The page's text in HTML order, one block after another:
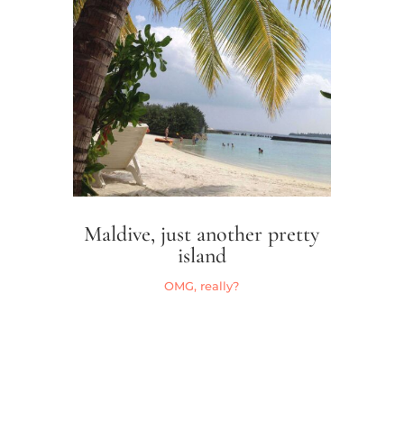
Maldive, just another pretty
island
OMG, really?